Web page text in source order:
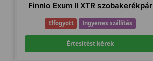
Finnlo Exum II XTR szobakerékpár
Elfogyott Ingyenes szállítás
Értesítést kérek